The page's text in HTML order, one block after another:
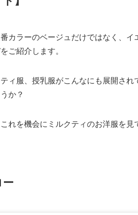
カラーのベージュだけではなく、
ご紹介します。
ィ服、授乳服がこんなにも展開さ
か？
れを機会にミルクティのお洋服を
ー